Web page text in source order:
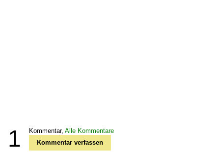
1 Kommentar, Alle Kommentare
Kommentar verfassen